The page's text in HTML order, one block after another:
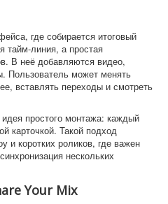
где собирается итоговый
тайм-линия, а простая
В неё добавляются видео,
Пользователь может менять
вставлять переходы и смотреть
простого монтажа: каждый
карточкой. Такой подход
и коротких роликов, где важен
нескольких
Your Mix